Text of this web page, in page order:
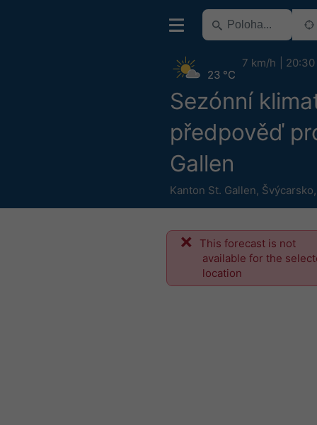
Sezónní
předpověď
Gallen
Kanton St. Gallen, Švýcarsko
23 °C
7 km/h 20:30
This forecast is not
available for the
location